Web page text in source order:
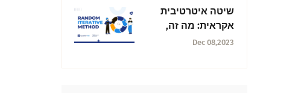
שיטה איטרטיבית
אקראית: מה זה,
חשיבות ודוגמאות
Dec 08,2023